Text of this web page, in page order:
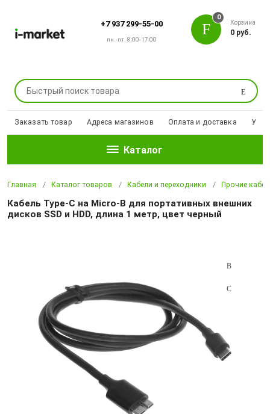
+7 937 299-55-00
пн.-пт. 8:00-17:00
Поиск
0
Корзина
0 руб.
Заказать товар Адреса магазинов Оплата и доставка
Каталог
Главная Каталог товаров Кабели и переходники Прочие
Кабель Type-C на Micro-B для портативных внешних
дисков SSD и HDD, длина 1 метр, цвет черный